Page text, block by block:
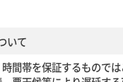
いて
間帯を保証するものでは